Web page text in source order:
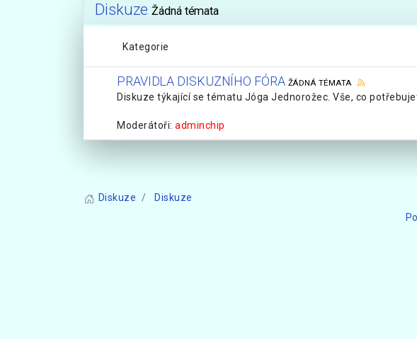
Diskuze Žádná témata
Kategorie
PRAVIDLA DISKUZNÍHO FÓRA ŽÁDNÁ TÉMATA
Diskuze týkající se tématu Jóga Jednorožec. Vše, co
Moderátoři: adminchip
Diskuze
Diskuze